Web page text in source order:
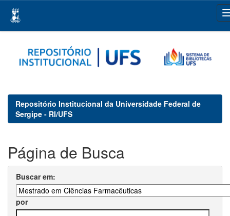
navigation
Repositório Institucional da Universidade Federal de
Sergipe - RI/UFS
Página de Busca
Buscar em:
por